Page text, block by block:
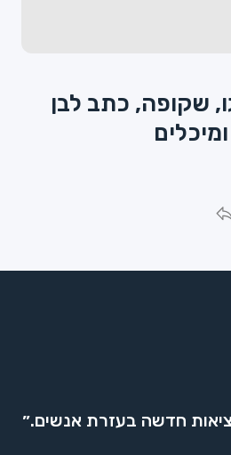
שקופה, כתב לבן
חדשה בעזרת אנשים.״